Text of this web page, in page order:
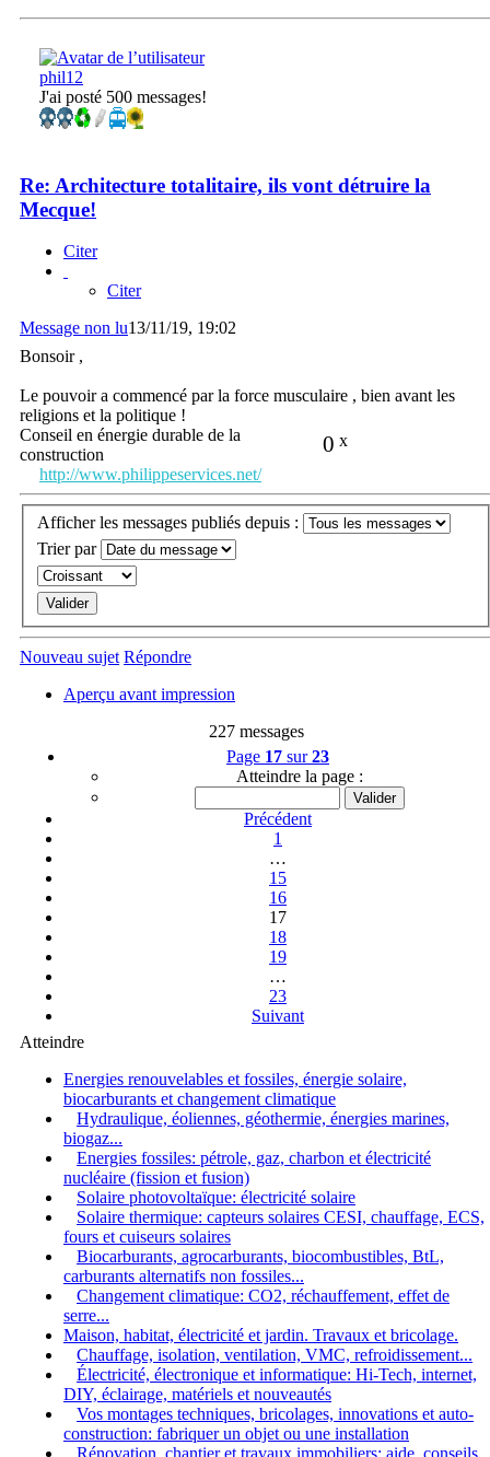
phil12
J'ai posté 500 messages!
Re: Architecture totalitaire, ils vont détruire la
Mecque!
Citer
Citer
Message non lu13/11/19, 19:02
Bonsoir ,
Le pouvoir a commencé par la force musculaire , bien avant les
religions et la politique !
0 x
Conseil en énergie durable de la
construction
http://www.philippeservices.net/
Afficher les messages publiés depuis :
Trier par
Nouveau sujet Répondre
Aperçu avant impression
227 messages
Page 17 sur23
Atteindre la page :
Précédent
1
…
15
16
17
18
19
…
23
Suivant
Atteindre
Energies renouvelables et fossiles, énergie solaire,
biocarburants et changement climatique
Hydraulique, éoliennes, géothermie, énergies marines,
biogaz...
Energies fossiles: pétrole, gaz, charbon et électricité
nucléaire (fission et fusion)
Solaire photovoltaïque: électricité solaire
Solaire thermique: capteurs solaires CESI, chauffage, ECS,
fours et cuiseurs solaires
Biocarburants, agrocarburants, biocombustibles, BtL,
carburants alternatifs non fossiles...
Changement climatique: CO2, réchauffement, effet de
serre...
Maison, habitat, électricité et jardin. Travaux et bricolage.
Chauffage, isolation, ventilation, VMC, refroidissement...
Électricité, électronique et informatique: Hi-Tech, internet,
DIY, éclairage, matériels et nouveautés
Vos montages techniques, bricolages, innovations et auto-
construction: fabriquer un objet ou une installation
Rénovation, chantier et travaux immobiliers: aide, conseils